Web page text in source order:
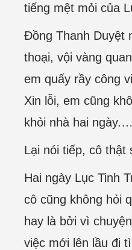
tiếng mệt mỏi của
Đồng Thanh Duyệt
thoại, vội vàng
em quấy rầy công
Xin lỗi, em cũng
khỏi nhà hai
Lại nói tiếp, cô thật
Hai ngày Lục Tinh
cô cũng không hỏi
hay là bởi vì
việc mới lên lầu đi